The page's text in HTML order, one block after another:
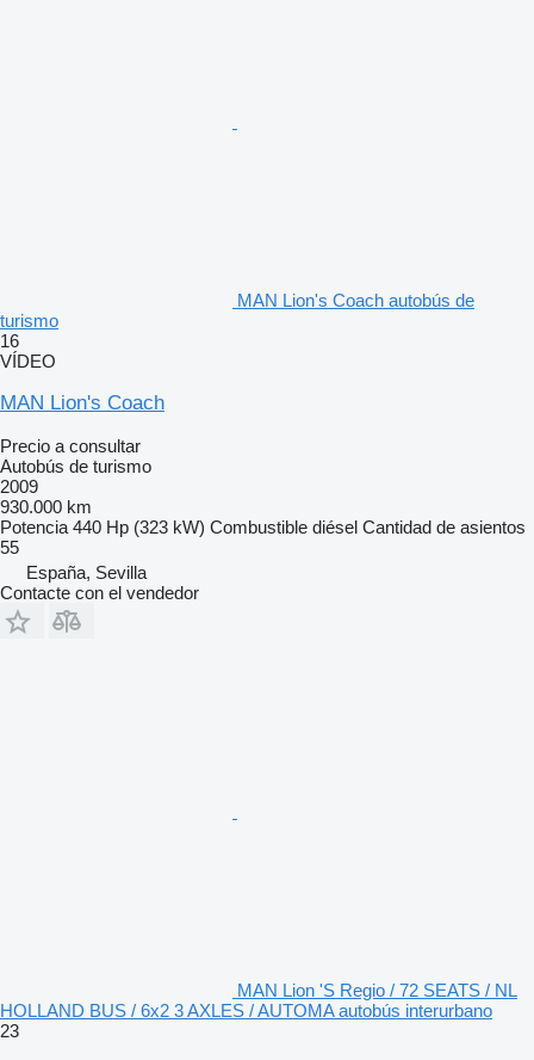
MAN Lion's Coach autobús de
turismo
16
VÍDEO
MAN Lion's Coach
Precio a consultar
Autobús de turismo
2009
930.000 km
Potencia 440 Hp (323 kW) Combustible diésel Cantidad de asientos
55
España, Sevilla
Contacte con el vendedor
MAN Lion 'S Regio / 72 SEATS / NL
HOLLAND BUS / 6x2 3 AXLES / AUTOMA autobús interurbano
23